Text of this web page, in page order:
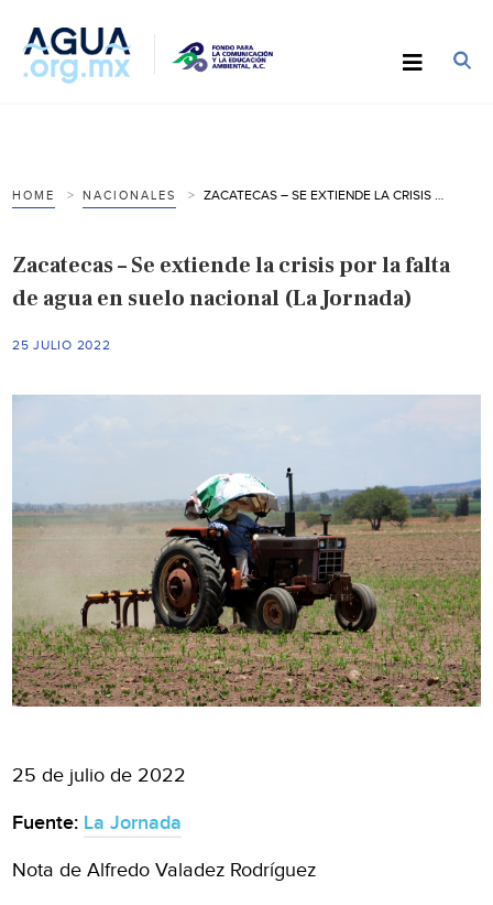
HOME NACIONALES
Zacatecas – Se extiende la crisis por la falta
de agua en suelo nacional (La Jornada)
25 JULIO 2022
25 de julio de 2022
Fuente: La Jornada
Nota de Alfredo Valadez Rodríguez